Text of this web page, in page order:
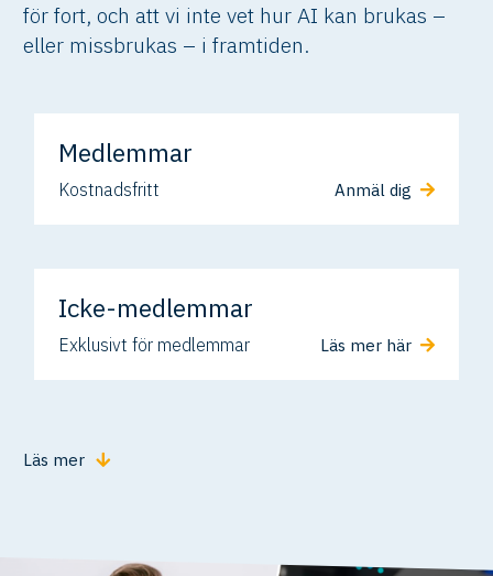
för fort, och att vi inte vet hur AI kan brukas –
eller missbrukas – i framtiden.
Medlemmar
Kostnadsfritt Anmäl dig
Icke-medlemmar
Exklusivt för medlemmar Läs mer här
Läs mer